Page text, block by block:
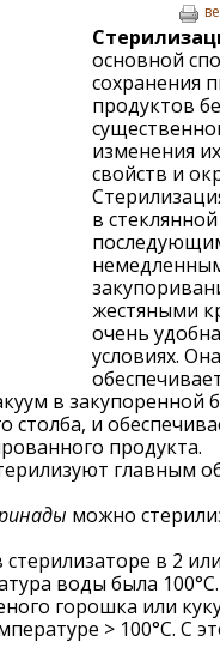
основной
сохранения
продуктов
изменения
свойств и
в
жестяными
очень
условиях. Она
в закупоренной
и
продукта.
главным
можно
в 2
воды была
горошка или
> 100°C. С